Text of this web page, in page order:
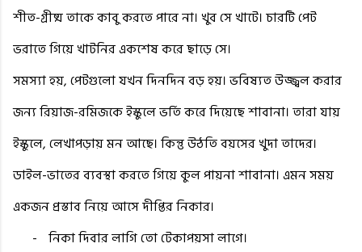
শীত-গ্রীষ্ম তাকে কাবু করতে পারে না। খুব সে খাটে। চারটি পেট
ভরাতে গিয়ে খাটনির একশেষ করে ছাড়ে সে।
সমস্যা হয়, পেটগুলো যখন দিনদিন বড় হয়। ভবিষ্যত উজ্জ্বল করার
জন্য রিয়াজ-রমিজকে ইস্কুলে ভর্তি করে দিয়েছে শাবানা। তারা যায়
ইস্কুলে, লেখাপড়ায় মন আছে। কিন্তু উঠতি বয়সের খুদা তাদের।
ডাইল-ভাতের ব্যবস্থা করতে গিয়ে কুল পায়না শাবানা। এমন সময়
একজন প্রস্তাব নিয়ে আসে দীপ্তির নিকার।
- নিকা দিবার লাগি তো টেকাপয়সা লাগে।